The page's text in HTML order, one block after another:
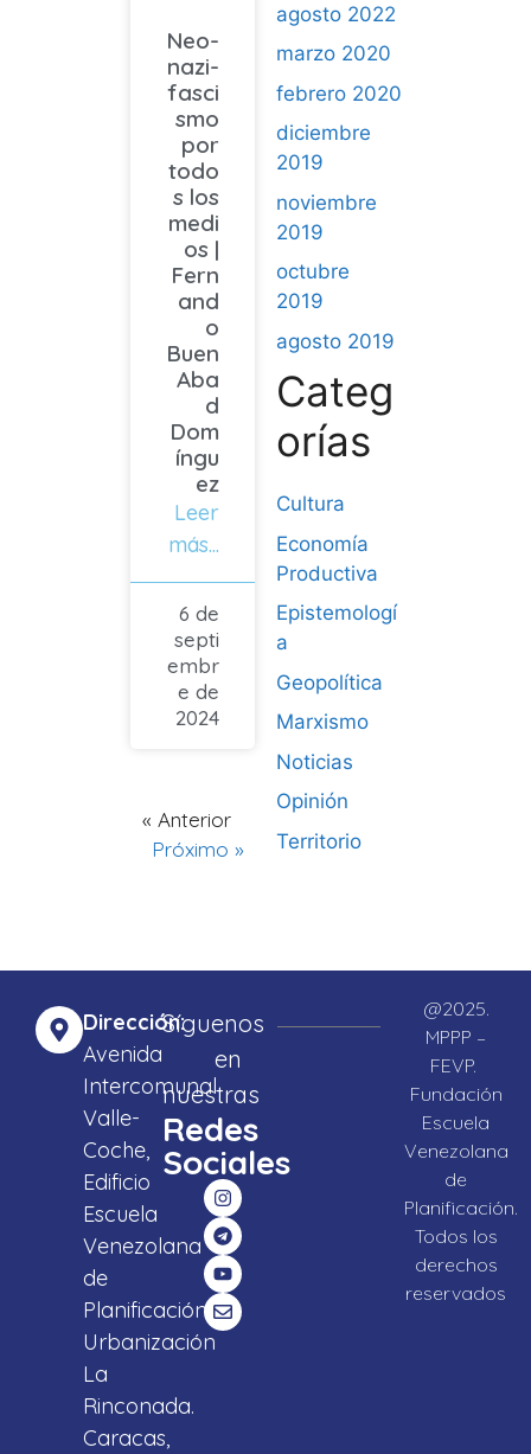
agosto 2022
marzo 2020
febrero 2020
diciembre
2019
noviembre
2019
octubre
2019
agosto 2019
Categ
orías
Cultura
Economía
Productiva
Epistemologí
a
Geopolítica
Marxismo
Noticias
Opinión
Territorio
Neo-
nazi-
fasci
smo
por
todo
s los
medi
os |
Fern
and
o
Buen
Aba
d
Dom
íngu
ez
Leer
más...
6 de
septi
embr
e de
2024
« Anterior
Próximo »
Dirección:
Avenida
Intercomunal
Valle-
Coche,
Edificio
Escuela
Venezolana
de
Planificación,
Urbanización
La
Rinconada.
Caracas,
Síguenos
en
nuestras
Redes
Sociales
@2025.
MPPP –
FEVP.
Fundación
Escuela
Venezolana
de
Planificación.
Todos los
derechos
reservados